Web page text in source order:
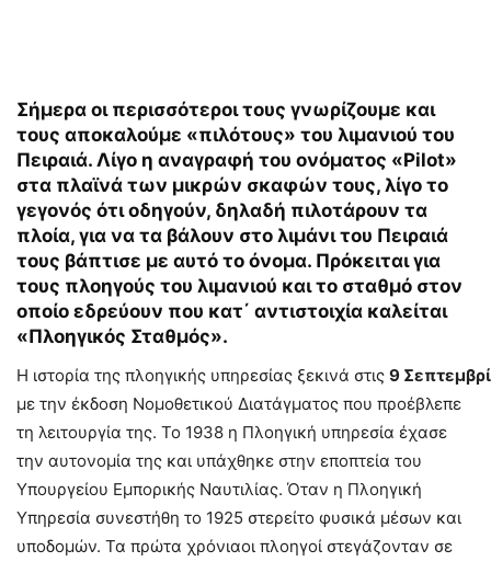
Σήμερα οι περισσότεροι τους γνωρίζουμε και
τους αποκαλούμε «πιλότους» του λιμανιού του
Πειραιά. Λίγο η αναγραφή του ονόματος «Pilot»
στα πλαϊνά των μικρών σκαφών τους, λίγο το
γεγονός ότι οδηγούν, δηλαδή πιλοτάρουν τα
πλοία, για να τα βάλουν στο λιμάνι του Πειραιά
τους βάπτισε με αυτό το όνομα. Πρόκειται για
τους πλοηγούς του λιμανιού και το σταθμό στον
οποίο εδρεύουν που κατ΄ αντιστοιχία καλείται
«Πλοηγικός Σταθμός».
Η ιστορία της πλοηγικής υπηρεσίας ξεκινά στις 9 Σεπ
με την έκδοση Νομοθετικού Διατάγματος που προέβλεπε
τη λειτουργία της. Το 1938 η Πλοηγική υπηρεσία έχασε
την αυτονομία της και υπάχθηκε στην εποπτεία του
Υπουργείου Εμπορικής Ναυτιλίας. Όταν η Πλοηγική
Υπηρεσία συνεστήθη το 1925 στερείτο φυσικά μέσων και
υποδομών. Τα πρώτα χρόνιαοι πλοηγοί στεγάζονταν σε